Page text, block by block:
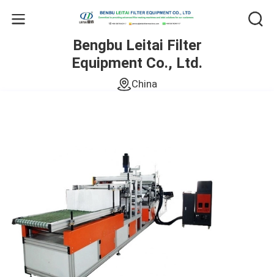
Bengbu Leitai Filter
Equipment Co., Ltd.
China